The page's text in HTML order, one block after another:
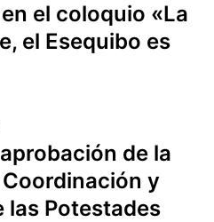
el coloquio «La
el Esequibo es
de la
y
las Potestades